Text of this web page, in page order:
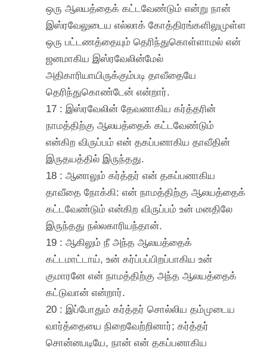
ஒரு ஆலயத்தைக் கட்டவேண்டும் என்று நான்
இஸ்ரவேலுடைய எல்லாக் கோத்திரங்களிலுமுள்ள
ஒரு பட்டணத்தையும் தெரிந்துகொள்ளாமல் என்
ஜனமாகிய இஸ்ரவேலின்மேல்
அதிகாரியாயிருக்கும்படி தாவீதையே
தெரிந்துகொண்டேன் என்றார்.
17 : இஸ்ரவேலின் தேவனாகிய கர்த்தரின்
நாமத்திற்கு ஆலயத்தைக் கட்டவேண்டும்
என்கிற விருப்பம் என் தகப்பனாகிய தாவீதின்
இருதயத்தில் இருந்தது.
18 : ஆனாலும் கர்த்தர் என் தகப்பனாகிய
தாவீதை நோக்கி: என் நாமத்திற்கு ஆலயத்தைக்
கட்டவேண்டும் என்கிற விருப்பம் உன் மனதிலே
இருந்தது நல்லகாரியந்தான்.
19 : ஆகிலும் நீ அந்த ஆலயத்தைக்
கட்டமாட்டாய், உன் கர்ப்பப்பிறப்பாகிய உன்
குமாரனே என் நாமத்திற்கு அந்த ஆலயத்தைக்
கட்டுவான் என்றார்.
20 : இப்போதும் கர்த்தர் சொல்லிய தம்முடைய
வார்த்தையை நிறைவேற்றினார்; கர்த்தர்
சொன்னபடியே, நான் என் தகப்பனாகிய